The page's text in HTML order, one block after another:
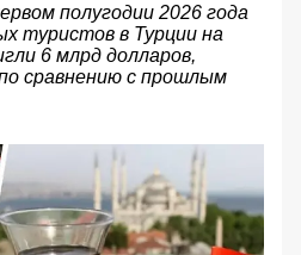
полугодии 2026 года
туристов в Турции на
6 млрд долларов,
сравнению с прошлым